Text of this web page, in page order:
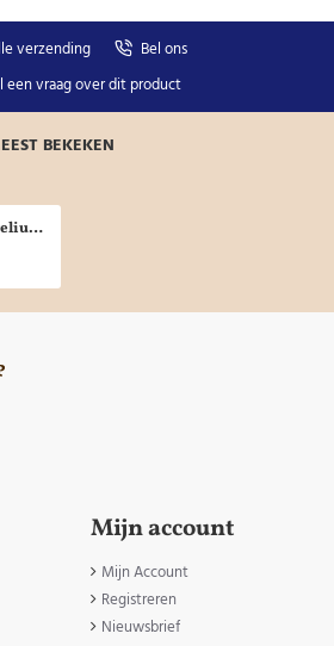
verzending
Bel ons
een vraag over dit product
BEKEKEN
Marcus Aurelius - Overwinning op de Germanen! (F2022)
Mijn account
Mijn Account
Registreren
Nieuwsbrief